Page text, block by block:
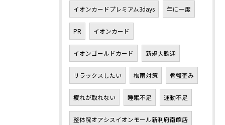
イオンカードプレミアム3days 年に一度
PR イオンカード
イオンゴールドカード 新規大歓迎
リラックスしたい 梅雨対策 骨盤歪み
疲れが取れない 睡眠不足 運動不足
整体院オアシスイオンモール新利府南館店